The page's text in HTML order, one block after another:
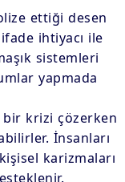
ettiği desen
ihtiyacı ile
sistemleri
yapmada
bir krizi çözerken
İnsanları
karizmaları